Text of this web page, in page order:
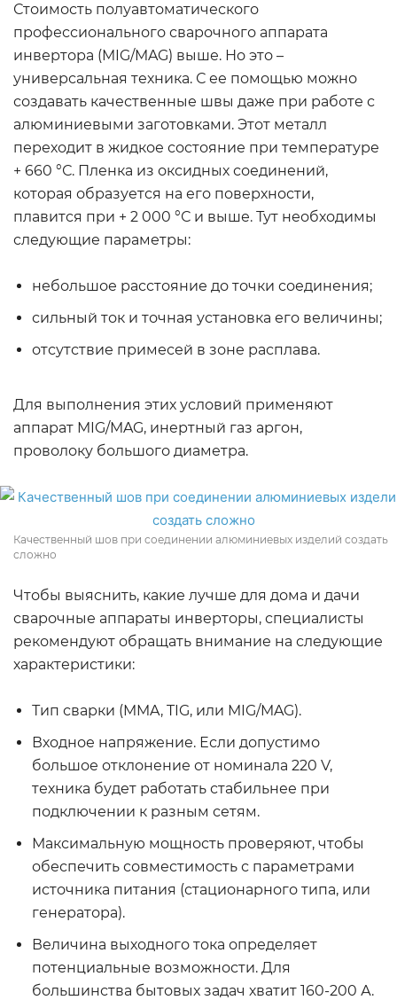
Стоимость полуавтоматического
профессионального сварочного аппарата
инвертора (MIG/MAG) выше. Но это –
универсальная техника. С ее помощью можно
создавать качественные швы даже при работе с
алюминиевыми заготовками. Этот металл
переходит в жидкое состояние при температуре
+ 660 °С. Пленка из оксидных соединений,
которая образуется на его поверхности,
плавится при + 2 000 °С и выше. Тут необходимы
следующие параметры:
небольшое расстояние до точки соединения;
сильный ток и точная установка его величины;
отсутствие примесей в зоне расплава.
Для выполнения этих условий применяют
аппарат MIG/MAG, инертный газ аргон,
проволоку большого диаметра.
Качественный шов при соединении алюминиевых изделий создать
сложно
Чтобы выяснить, какие лучше для дома и дачи
сварочные аппараты инверторы, специалисты
рекомендуют обращать внимание на следующие
характеристики:
Тип сварки (MMA, TIG, или MIG/MAG).
Входное напряжение. Если допустимо
большое отклонение от номинала 220 V,
техника будет работать стабильнее при
подключении к разным сетям.
Максимальную мощность проверяют, чтобы
обеспечить совместимость с параметрами
источника питания (стационарного типа, или
генератора).
Величина выходного тока определяет
потенциальные возможности. Для
большинства бытовых задач хватит 160-200 А.